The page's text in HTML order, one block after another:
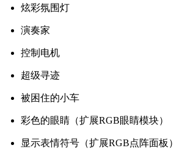
炫彩氛围灯
演奏家
控制电机
超级寻迹
被困住的小车
彩色的眼睛（扩展RGB眼睛模块）
显示表情符号（扩展RGB点阵面板）